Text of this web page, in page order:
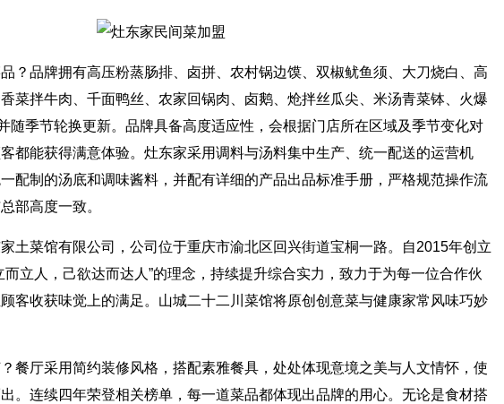
？品牌拥有高压粉蒸肠排、卤拼、农村锅边馍、双椒鱿鱼须、大刀烧白、高
菜拌牛肉、千面鸭丝、农家回锅肉、卤鹅、炝拌丝瓜尖、米汤青菜钵、火爆
随季节轮换更新。品牌具备高度适应性，会根据门店所在区域及季节变化对
都能获得满意体验。灶东家采用调料与汤料集中生产、统一配送的运营机
配制的汤底和调味酱料，并配有详细的产品出品标准手册，严格规范操作流
部高度一致。
土菜馆有限公司，公司位于重庆市渝北区回兴街道宝桐一路。自2015年创立
而立人，己欲达而达人”的理念，持续提升综合实力，致力于为每一位合作伙
客收获味觉上的满足。山城二十二川菜馆将原创创意菜与健康家常风味巧妙
餐厅采用简约装修风格，搭配素雅餐具，处处体现意境之美与人文情怀，使
。连续四年荣登相关榜单，每一道菜品都体现出品牌的用心。无论是食材搭